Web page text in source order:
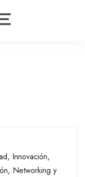
, Innovación,
, Networking y